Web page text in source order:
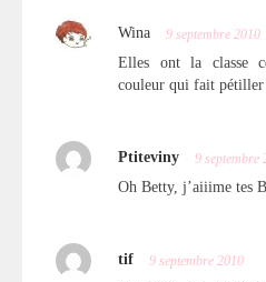
Wina 9 septembre 2010
Elles ont la classe
couleur qui fait pétiller
Ptiteviny 9 septembre
Oh Betty, j’aiiime tes
tif 9 septembre 2010